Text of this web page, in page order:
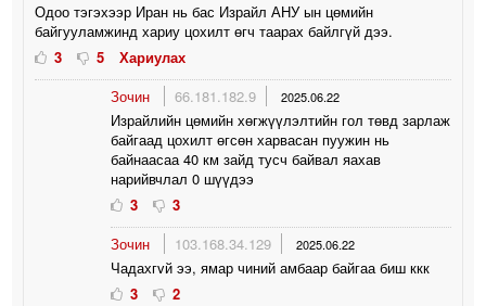
Одоо тэгэхээр Иран нь бас Израйл АНУ ын цөмийн
байгууламжинд хариу цохилт өгч таарах байлгүй дээ.
3
5
Хариулах
Зочин
66.181.182.9 2025.06.22
Израйлийн цөмийн хөгжүүлэлтийн гол төвд зарлаж
байгаад цохилт өгсөн харвасан пуужин нь
байнаасаа 40 км зайд тусч байвал яахав
нарийвчлал 0 шүүдээ
3
3
Зочин
103.168.34.129 2025.06.22
Чадахгvй ээ, ямар чиний амбаар байгаа биш ккк
3
2